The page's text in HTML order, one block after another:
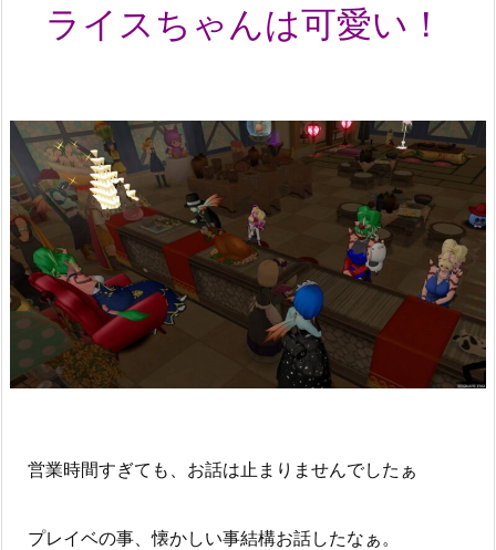
ライスちゃんは可愛い！
営業時間すぎても、お話は止まりませんでしたぁ
プレイベの事、懐かしい事結構お話したなぁ。